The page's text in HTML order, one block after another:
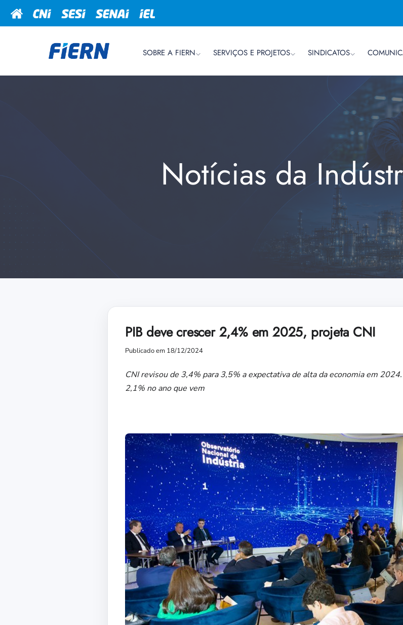
SOBRE A FIERN SERVIÇOS E PROJETOS SINDICATOS
Notícias da
PIB deve crescer 2,4% em 2025, projeta CNI
Publicado em 18/12/2024
CNI revisou de 3,4% para 3,5% a expectativa de alta da economia em
2,1% no ano que vem